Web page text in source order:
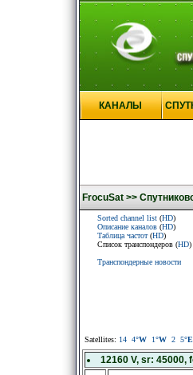
КАНАЛЫ
FrocuSat >>
Sorted channel list (HD)
Описание каналов (HD)
Таблица частот(HD)
Список транспондеров (HD)
Транспондерные новости
Satellites: 14 4°W 1°W 2 5°E
12160 V, sr: 45000,